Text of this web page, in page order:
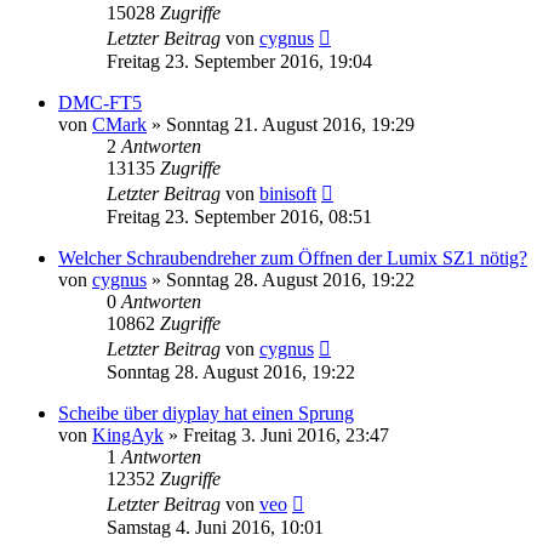
15028 Zugriffe
Letzter Beitrag von cygnus
Freitag 23. September 2016, 19:04
DMC-FT5
von CMark » Sonntag 21. August 2016, 19:29
2 Antworten
13135 Zugriffe
Letzter Beitrag von binisoft
Freitag 23. September 2016, 08:51
Welcher Schraubendreher zum Öffnen der Lumix SZ1 nötig?
von cygnus » Sonntag 28. August 2016, 19:22
0 Antworten
10862 Zugriffe
Letzter Beitrag von cygnus
Sonntag 28. August 2016, 19:22
Scheibe über diyplay hat einen Sprung
von KingAyk » Freitag 3. Juni 2016, 23:47
1 Antworten
12352 Zugriffe
Letzter Beitrag von veo
Samstag 4. Juni 2016, 10:01